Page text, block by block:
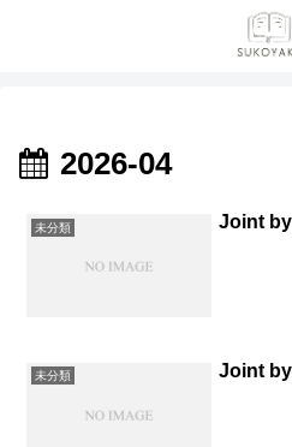
2026-04
未分類 Joint
未分類 Joint